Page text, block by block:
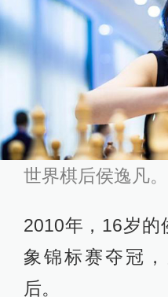
世界棋后侯逸凡
2010年，16岁的
象锦标赛夺冠
后。